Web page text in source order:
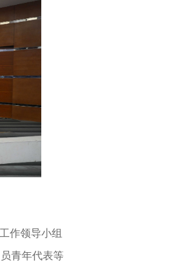
作领导小组
青年代表等